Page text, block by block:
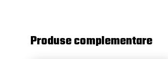
Produse complementare